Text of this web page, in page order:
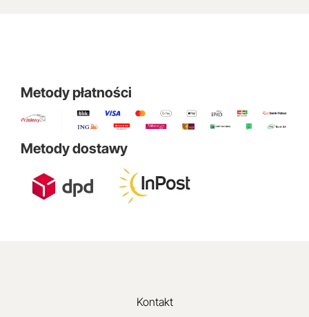
Metody płatności
Metody dostawy
Kontakt